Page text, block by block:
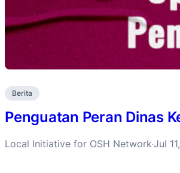
Berita
Penguatan Peran Dinas
Local Initiative for OSH Network·Jul